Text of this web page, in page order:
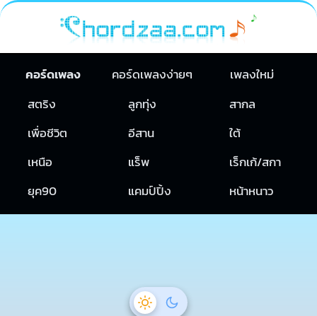
คอร์ดเพลง คอร์ดเพลงง่ายๆ
เพลงใหม่
สตริง
ลูกทุ่ง
สากล
เพื่อชีวิต
อีสาน
ใต้
เหนือ
แร็พ
เร็กเก้/สกา
ยุค90
แคมป์ปิ้ง หน้าหนาว